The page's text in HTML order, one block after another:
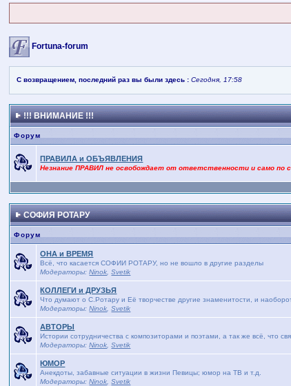
Fortuna-forum
С возвращением, последний раз вы были здесь :Сегодня, 17:58
!!! ВНИМАНИЕ !!!
Форум
ПРАВИЛА и ОБЪЯВЛЕНИЯ
Незнание ПРАВИЛ не освобождает от ответственности и само по
СОФИЯ РОТАРУ
Форум
ОНА и ВРЕМЯ
Bсё, что касается СОФИИ РОТАРУ, но не вошло в другие разделы
Модераторы:Ninok ,Svetik
КОЛЛЕГИ и ДРУЗЬЯ
Что думают о С.Ротару и Её творчестве другие знаменитости, и
Модераторы:Ninok ,Svetik
АВТОРЫ
Истории сотрудничества с композиторами и поэтами, а так же всё, что
Модераторы:Ninok ,Svetik
ЮМОР
Анекдоты, забавные ситуации в жизни Певицы; юмор на ТВ и т.д.
Модераторы:Ninok ,Svetik